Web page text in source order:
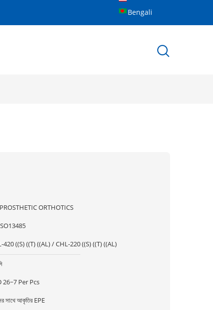
Bengali
ORTHOTICS
420 ((S) ((T) ((AL) / CHL-220 ((S) ((T) ((AL)
26~7 Per Pcs
সাথে আকৃতির EPE